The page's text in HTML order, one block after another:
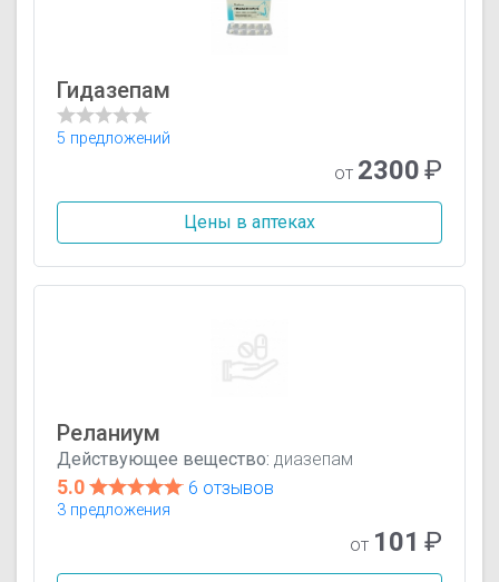
Гидазепам
5 предложений
от 2300₽
Цены в аптеках
Реланиум
Действующее вещество: диазепам
5.0 6 отзывов
3 предложения
от 101 ₽